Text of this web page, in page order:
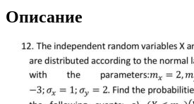
Описание